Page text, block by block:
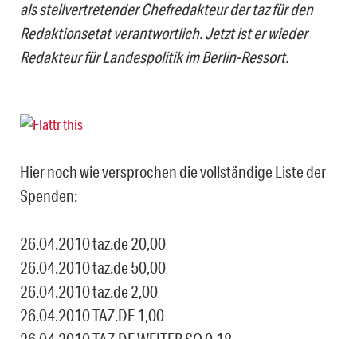
als stellvertretender Chefredakteur der taz für den
Redaktionsetat verantwortlich. Jetzt ist er wieder
Redakteur für Landespolitik im Berlin-Ressort.
Hier noch wie versprochen die vollständige Liste der
Spenden:
26.04.2010 taz.de 20,00
26.04.2010 taz.de 50,00
26.04.2010 taz.de 2,00
26.04.2010 TAZ.DE 1,00